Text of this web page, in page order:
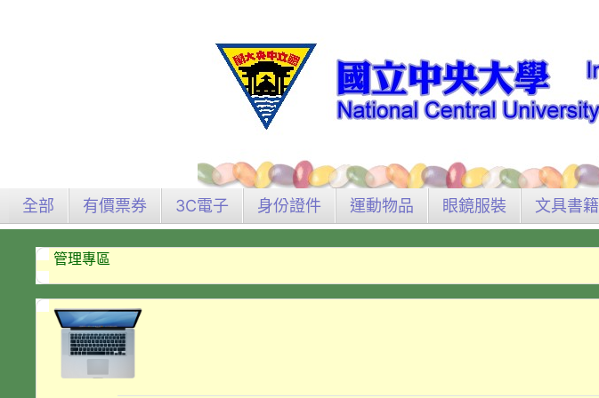
全部 有價票券 3C電子 身份證件 運動物品 眼鏡服裝 文具書籍
管理專區